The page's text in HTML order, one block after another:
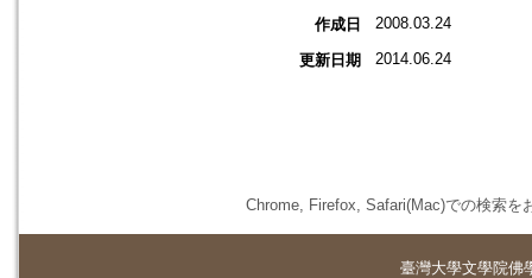
作成日 2008.03.24
更新日期 2014.06.24
Chrome, Firefox, Safari(Mac)での検索を
臺灣大學文學院佛